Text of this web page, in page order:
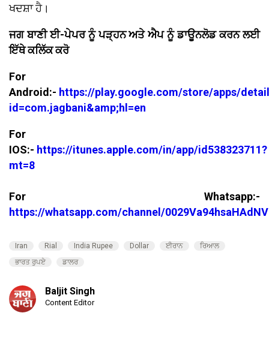
ਖਦਸ਼ਾ ਹੈ।
ਜਗ ਬਾਣੀ ਈ-ਪੇਪਰ ਨੂੰ ਪੜ੍ਹਨ ਅਤੇ ਐਪ ਨੂੰ ਡਾਊਨਲੋਡ ਕਰਨ ਲਈ
ਇੱਥੇ ਕਲਿੱਕ ਕਰੋ
For
Android:- https://play.google.com/store/apps/
id=com.jagbani&amp;hl=en
For
IOS:- https://itunes.apple.com/in/app/id538323711?
mt=8
For Whatsapp:-
https://whatsapp.com/channel/
Iran Rial India Rupee Dollar ਈਰਾਨ
ਰਿਆਲ
ਭਾਰਤ ਰੁਪਏ
ਡਾਲਰ
Baljit Singh
Content Editor